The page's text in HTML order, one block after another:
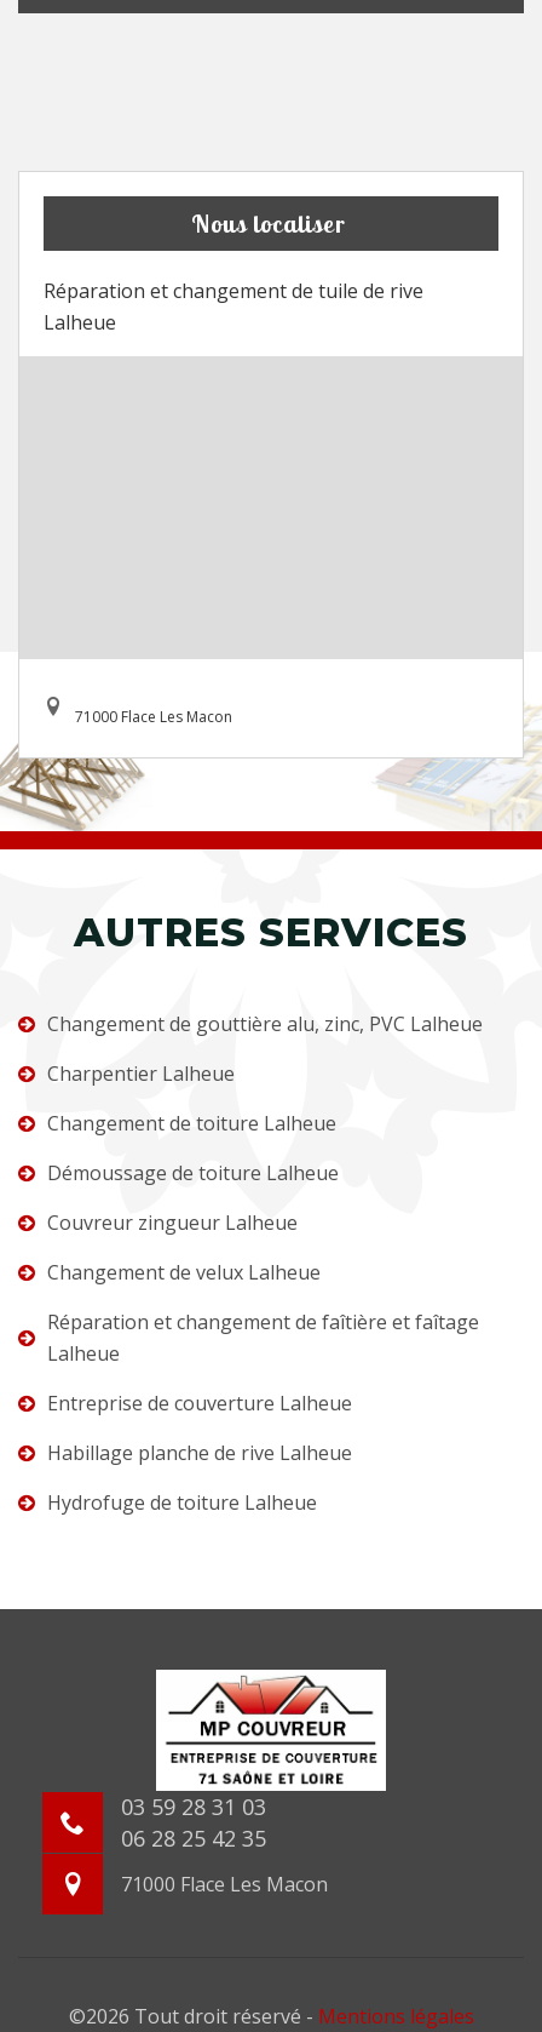
Nous localiser
Réparation et changement de tuile de rive
Lalheue
71000 Flace Les Macon
AUTRES SERVICES
Changement de gouttière alu, zinc, PVC Lalheue
Charpentier Lalheue
Changement de toiture Lalheue
Démoussage de toiture Lalheue
Couvreur zingueur Lalheue
Changement de velux Lalheue
Réparation et changement de faîtière et faîtage
Lalheue
Entreprise de couverture Lalheue
Habillage planche de rive Lalheue
Hydrofuge de toiture Lalheue
03 59 28 31 03
06 28 25 42 35
71000 Flace Les Macon
©2026 Tout droit réservé - Mentions légales